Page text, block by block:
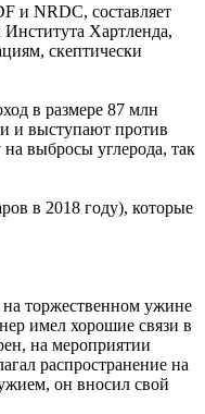
и NRDC, составляет
Хартленда,
скептически
в размере 87 млн
и выступают против
выбросы углерода, так
в 2018 году), которые
на торжественном ужине
имел хорошие связи в
на мероприятии
распространение на
он вносил свой